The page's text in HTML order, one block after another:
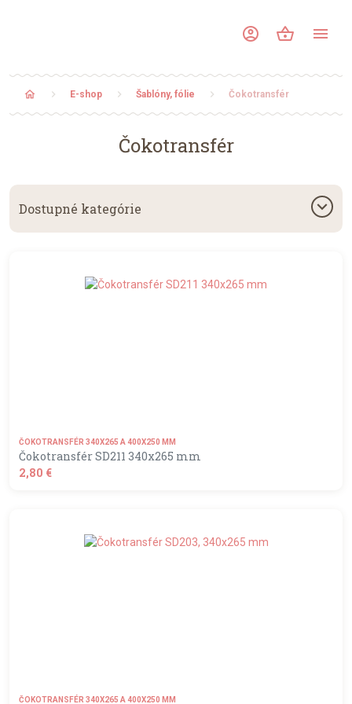
account_circle shopping_basket menu
home E-shop Šablóny, fólie Čokotransfér
Čokotransfér
Dostupné kategórie keyboard_arrow_down
ČOKOTRANSFÉR 340X265 A 400X250 MM
Čokotransfér SD211 340x265 mm
2,80 €
ČOKOTRANSFÉR 340X265 A 400X250 MM